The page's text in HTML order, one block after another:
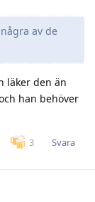
av de
läker den än
han behöver
3 Svara